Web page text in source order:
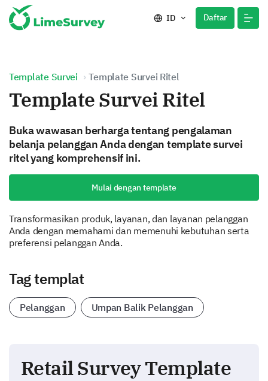
ID Daftar
Template Survei Template Survei Ritel
Template Survei Ritel
Buka wawasan berharga tentang pengalaman
belanja pelanggan Anda dengan template survei
ritel yang komprehensif ini.
Mulai dengan template
Transformasikan produk, layanan, dan layanan pelanggan
Anda dengan memahami dan memenuhi kebutuhan serta
preferensi pelanggan Anda.
Tag templat
Pelanggan Umpan Balik Pelanggan
Retail Survey Template